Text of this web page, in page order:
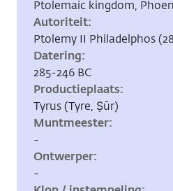
Ptolemaic kingdom,
Autoriteit
Ptolemy II Philadelphos
Datering
285-246 BC
Productieplaats
Tyrus (Tyre, Ṣūr)
Muntmeester
-
Ontwerper
-